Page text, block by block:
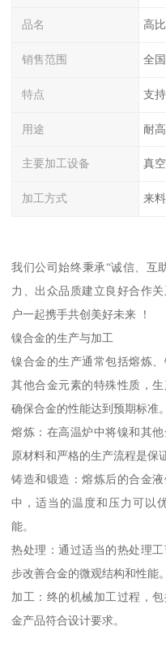
品名 高
销售范围 全国
特点 支
用途 耐
主要加工设备 真
加工方式 来
我们公司始终秉承“诚信、互
力、出众品质建立良好合作
户一起携手共创美好未来 ！
镍合金的生产与加工
镍合金的生产通常包括熔炼
其他合金元素的特殊性质，
确保合金的性能达到预期标准。
熔炼：在高温炉中将镍和其
原材料和严格的生产流程是保
铸造和锻造：熔炼后的合金
中，适当的温度和压力可以
能。
热处理：通过适当的热处理
步改善合金的微观结构和性能。
加工：终的机械加工过程，
金产品符合设计要求。